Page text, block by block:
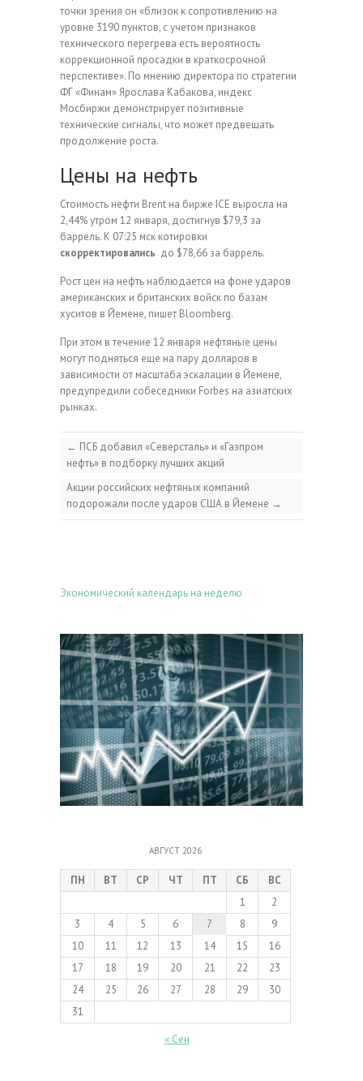
точки зрения он «близок к сопротивлению на
уровне 3190 пунктов, с учетом признаков
технического перегрева есть вероятность
коррекционной просадки в краткосрочной
перспективе». По мнению директора по стратегии
ФГ «Финам» Ярослава Кабакова, индекс
Мосбиржи демонстрирует позитивные
технические сигналы, что может предвещать
продолжение роста.
Цены на нефть
Стоимость нефти Brent на бирже ICE выросла на
2,44% утром 12 января, достигнув $79,3 за
баррель. К 07:25 мск котировки
скорректировались до $78,66 за баррель.
Рост цен на нефть наблюдается на фоне ударов
американских и британских войск по базам
хуситов в Йемене, пишет Bloomberg.
При этом в течение 12 января нефтяные цены
могут подняться еще на пару долларов в
зависимости от масштаба эскалации в Йемене,
предупредили собеседники Forbes на азиатских
рынках.
← ПСБ добавил «Северсталь» и «Газпром
нефть» в подборку лучших акций
Акции российских нефтяных компаний
подорожали после ударов США в Йемене →
Экономический календарь на неделю
АВГУСТ 2026
ПН ВТ СР ЧТ ПТ СБ
ВС
1
2
3
4 5 6 7 8
9
10
11 12 13 14 15
16
17
18 19 20 21 22
23
24
25 26 27 28 29
30
31
« Сен